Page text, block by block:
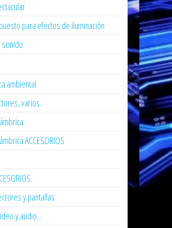
para efectos de iluminación
ambiental
varios..
ACCESORIOS
y pantallas
y audio...